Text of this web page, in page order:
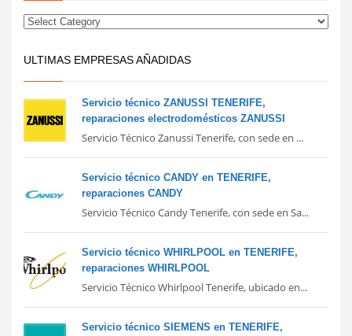
ULTIMAS EMPRESAS AÑADIDAS
Servicio técnico ZANUSSI TENERIFE,
reparaciones electrodomésticos ZANUSSI
Servicio Técnico Zanussi Tenerife, con sede en ...
Servicio técnico CANDY en TENERIFE,
reparaciones CANDY
Servicio Técnico Candy Tenerife, con sede en Sa...
Servicio técnico WHIRLPOOL en TENERIFE,
reparaciones WHIRLPOOL
Servicio Técnico Whirlpool Tenerife, ubicado en...
Servicio técnico SIEMENS en TENERIFE,